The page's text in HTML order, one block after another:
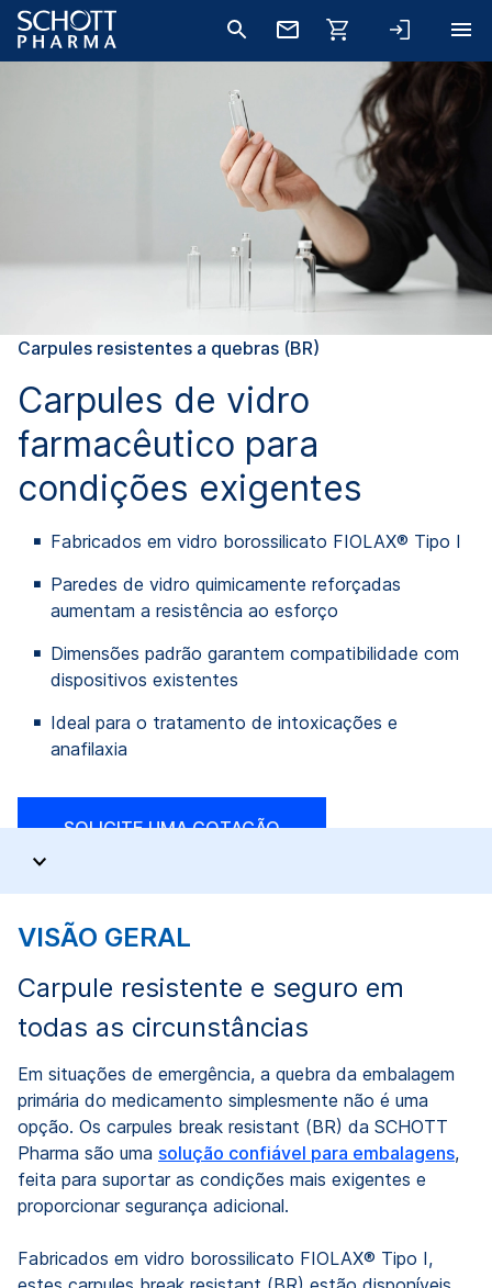
Carpules resistentes a quebras (BR)
Carpules de vidro
farmacêutico para
condições exigentes
Fabricados em vidro borossilicato FIOLAX® Tipo I
Paredes de vidro quimicamente reforçadas
aumentam a resistência ao esforço
Dimensões padrão garantem compatibilidade com
dispositivos existentes
Ideal para o tratamento de intoxicações e
anafilaxia
SOLICITE UMA COTAÇÃO
VISÃO GERAL
Carpule resistente e seguro em
todas as circunstâncias
Em situações de emergência, a quebra da embalagem
primária do medicamento simplesmente não é uma
opção. Os carpules break resistant (BR) da SCHOTT
Pharma são uma solução confiável para embalagens,
feita para suportar as condições mais exigentes e
proporcionar segurança adicional.
Fabricados em vidro borossilicato FIOLAX® Tipo I,